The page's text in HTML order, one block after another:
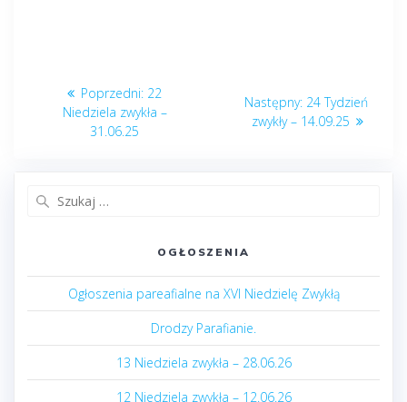
Nawigacja
wpisu
Poprzedni: Poprzedni
post:
22
Niedziela zwykła –
31.06.25
Następny: Następny
post:
24 Tydzień
zwykły – 14.09.25
OGŁOSZENIA
Ogłoszenia pareafialne na XVI Niedzielę Zwykłą
Drodzy Parafianie.
13 Niedziela zwykła – 28.06.26
12 Niedziela zwykła – 12.06.26